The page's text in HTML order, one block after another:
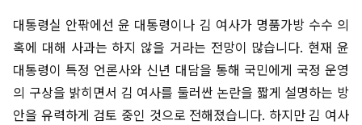
대통령실 안팎에선 윤 대통령이나 김 여사가 명품가방 수수 의
혹에 대해 사과는 하지 않을 거라는 전망이 많습니다. 현재 윤
대통령이 특정 언론사와 신년 대담을 통해 국민에게 국정 운영
의 구상을 밝히면서 김 여사를 둘러싼 논란을 짧게 설명하는 방
안을 유력하게 검토 중인 것으로 전해졌습니다. 하지만 김 여사